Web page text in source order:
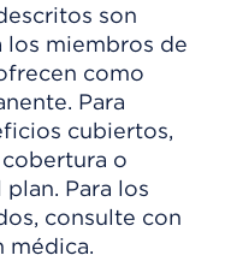
son
los miembros de
como
Para
cubiertos,
o
Para los
consulte con
médica.